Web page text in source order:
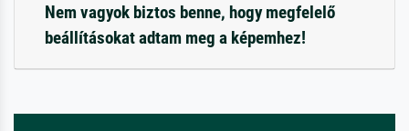
Nem vagyok biztos benne, hogy megfelelő
beállításokat adtam meg a képemhez!